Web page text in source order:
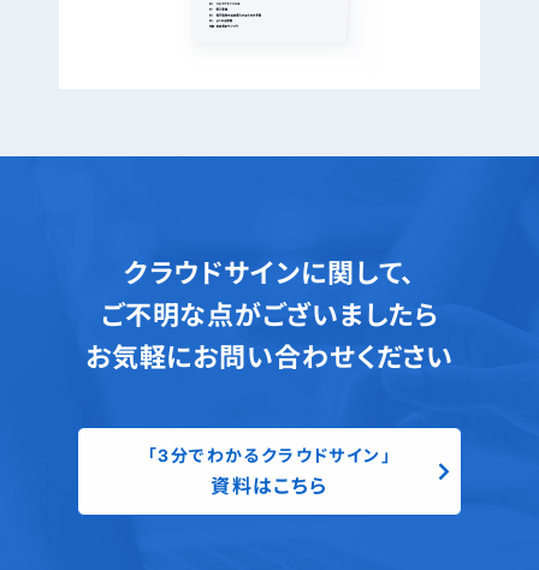
クラウドサインに関して、
ご不明な点がございましたら
お気軽にお問い合わせください
「3分でわかるクラウドサイン」
資料はこちら